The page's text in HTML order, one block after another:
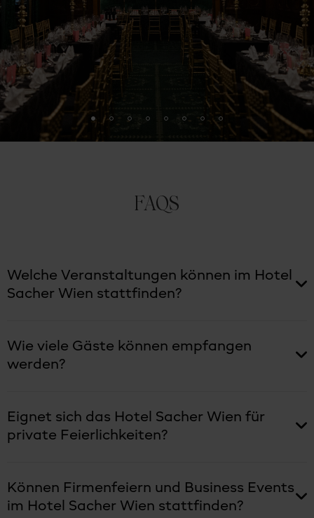
FAQS
Welche Veranstaltungen können im Hotel
Sacher Wien stattfinden?
Wie viele Gäste können empfangen
werden?
Eignet sich das Hotel Sacher Wien für
private Feierlichkeiten?
Können Firmenfeiern und Business Events
im Hotel Sacher Wien stattfinden?